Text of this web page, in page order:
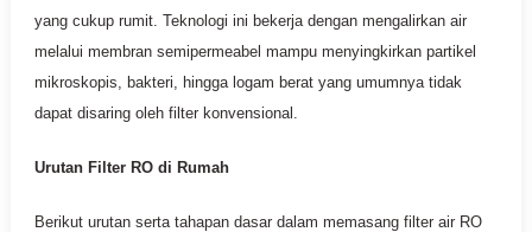
yang cukup rumit. Teknologi ini bekerja dengan mengalirkan air
melalui membran semipermeabel mampu menyingkirkan partikel
mikroskopis, bakteri, hingga logam berat yang umumnya tidak
dapat disaring oleh filter konvensional.
Urutan Filter RO di Rumah
Berikut urutan serta tahapan dasar dalam memasang filter air RO